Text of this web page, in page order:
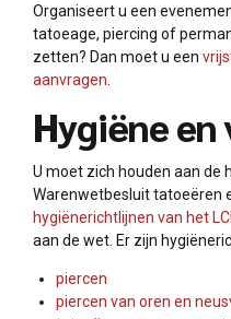
Organiseert u een
tatoeage, piercing of
zetten? Dan moet u een
aanvragen
Hygiëne
U moet zich houden aan
Warenwetbesluit tatoeëren
hygiënerichtlijnen van het
aan de wet. Er zijn
piercen
piercen van oren en